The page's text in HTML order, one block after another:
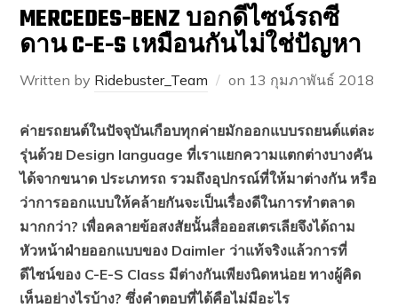
MERCEDES-BENZ บอกดีไซน์รถซี
ดาน C-E-S เหมือนกันไม่ใช่ปัญหา
Written by Ridebuster_Team on 13 กุมภาพันธ์ 2018
ค่ายรถยนต์ในปัจจุบันเกือบทุกค่ายมักออกแบบรถยนต์แต่ละ
รุ่นด้วย Design language ที่เราแยกความแตกต่างบางคัน
ได้จากขนาด ประเภทรถ รวมถึงอุปกรณ์ที่ให้มาต่างกัน หรือ
ว่าการออกแบบให้คล้ายกันจะเป็นเรื่องดีในการทำตลาด
มากกว่า? เพื่อคลายข้อสงสัยนั้นสื่อออสเตรเลียจึงได้ถาม
หัวหน้าฝ่ายออกแบบของ Daimler ว่าแท้จริงแล้วการที่
ดีไซน์ของ C-E-S Class มีต่างกันเพียงนิดหน่อย ทางผู้คิด
เห็นอย่างไรบ้าง? ซึ่งคำตอบที่ได้คือไม่มีอะไร